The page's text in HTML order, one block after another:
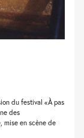
du festival «À pas
des
mise en scène de